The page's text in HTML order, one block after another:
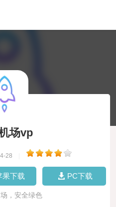
场vp
28
果下载 PC下载
，安全绿色